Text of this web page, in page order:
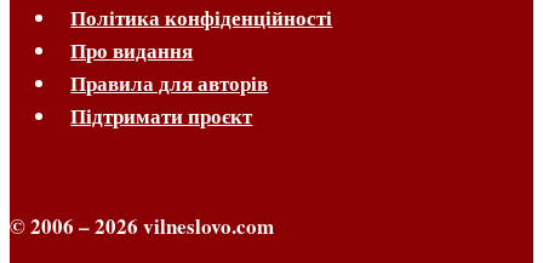
Політика конфіденційності
Про видання
Правила для авторів
Підтримати проєкт
© 2006 – 2026 vilneslovo.com